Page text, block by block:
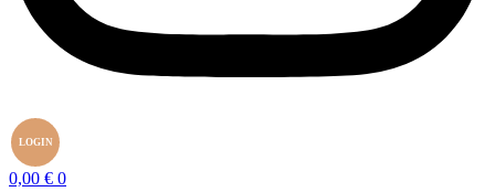
LOGIN
0,00 € 0